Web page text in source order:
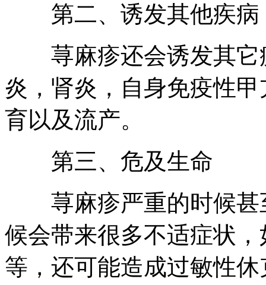
第二、诱发其他疾病
荨麻疹还会诱发其它
炎，肾炎，自身免疫性
育以及流产。
第三、危及生命
荨麻疹严重的时候甚
候会带来很多不适症状
等，还可能造成过敏性